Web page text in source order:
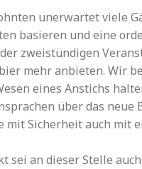
unerwartet viele
basieren und eine
zweistündigen
mehr anbieten. Wir
eines Anstichs
über das
mit Sicherheit auch mit
sei an dieser Stelle